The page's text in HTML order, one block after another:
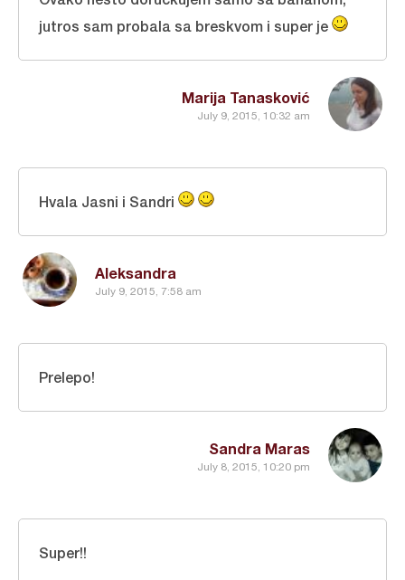
Marija Tanasković
July 9, 2015, 10:32 am
jutros sam probala sa breskvom i super je
Aleksandra
July 9, 2015, 7:58 am
Hvala Jasni i Sandri
Sandra Maras
July 8, 2015, 10:20 pm
Prelepo!
Super!!